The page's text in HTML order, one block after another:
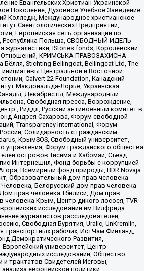
Евангельских Христиан Украинской
Поколение, Духовное Учебное Заведение
Колледж, Международное христианское
Саентологических Предприятий,
Европейская сеть организаций по
Республика Польша, СВОБОДНЫЙ ИДЕЛЬ-
журналистики, IStories fonds, Королевский
Отношений, КРИМСЬКА ПРАВОЗАХИСНА
Stichting Bellingcat, Bellingcat Ltd, The
Центральной и Восточной
Calvert 22 Foundation, Канадский
Макдональда-Лорье, Украинская
Декабристы, Международный
Свободная пресса, Возрождение,
, Риддл, Русский антивоенный комитет в
Андрея Сахарова, Форум свободной
Transparеncy International, Форум
Солидарность с гражданским
КрымSOS, Свободный университет,
управления, Форум гражданского общества
островов Тисима и Хабомаи, Съезд
Интернешнл, Фонд борьбы с коррупцией
Всемирный фонд природы, BDR Novaja
Образовательный дом прав человека
Белорусский дом прав человека
прав человека Тбилиси, Дом прав
человека Крым, Центр дикого лосося, TVR
исследований им Вилфрида
журналистов расследователей,
Свободная Бурятия, Uralic, UnKremlin,
рабочих, ИстЧам Финланд,
Демократического Развития,
университет, Центр
исследований, Общество
трактатов Свидетелей Иеговы,
европейской политики,